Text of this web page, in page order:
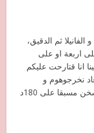
ثم الدقيق،
اربعة او على
انا قتارحت عليكم
ثم نوضعوخوم فالثلاجة مدة 30د عاد نخرجوهوم و
نشكلوهوم بشكل كوكيز، ندخلوهوم للفرن مسخن مسبقا على 180د